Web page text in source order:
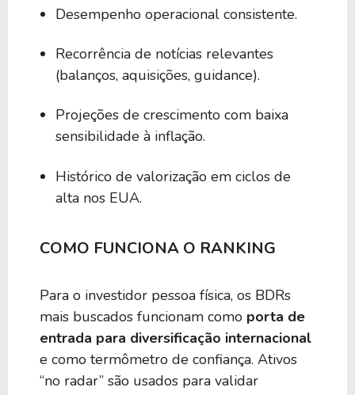
Desempenho operacional consistente.
Recorrência de notícias relevantes
(balanços, aquisições, guidance).
Projeções de crescimento com baixa
sensibilidade à inflação.
Histórico de valorização em ciclos de
alta nos EUA.
COMO FUNCIONA O RANKING
Para o investidor pessoa física, os BDRs
mais buscados funcionam como porta de
entrada para diversificação internacional
e como termômetro de confiança. Ativos
“no radar” são usados para validar